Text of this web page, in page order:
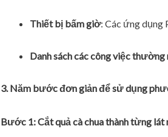
Thiết bị bấm giờ: Các ứng dụng
Danh sách các công việc thường
3. Năm bước đơn giản để sử dụng
Bước 1: Cắt quả cà chua thành từng lát